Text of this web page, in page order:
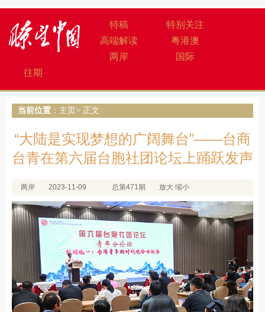
特稿
特别关注
高端解读
粤港澳
两岸
国际
往期
当前位置 ： 主页 > 正文
“大陆是实现梦想的广阔舞台”——台商
台青在第六届台胞社团论坛上踊跃发声
两岸 2023-11-09 总第471期 放大 缩小